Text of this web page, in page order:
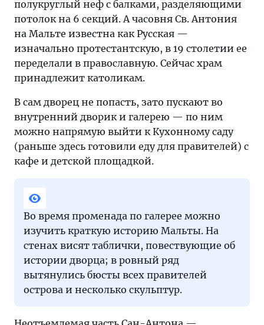
полукруглый неф с балками, разделяющими
потолок на 6 секций. А часовня Св. Антония
на Мальте известна как Русская —
изначально протестантскую, в 19 столетии ее
переделали в православную. Сейчас храм
принадлежит католикам.
В сам дворец не попасть, зато пускают во
внутренний дворик и галерею — по ним
можно напрямую выйти к Кухонному саду
(раньше здесь готовили еду для правителей) с
кафе и детской площадкой.
Во время променада по галерее можно
изучить краткую историю Мальты. На
стенах висят таблички, повествующие об
истории дворца; в ровный ряд
вытянулись бюсты всех правителей
острова и несколько скульптур.